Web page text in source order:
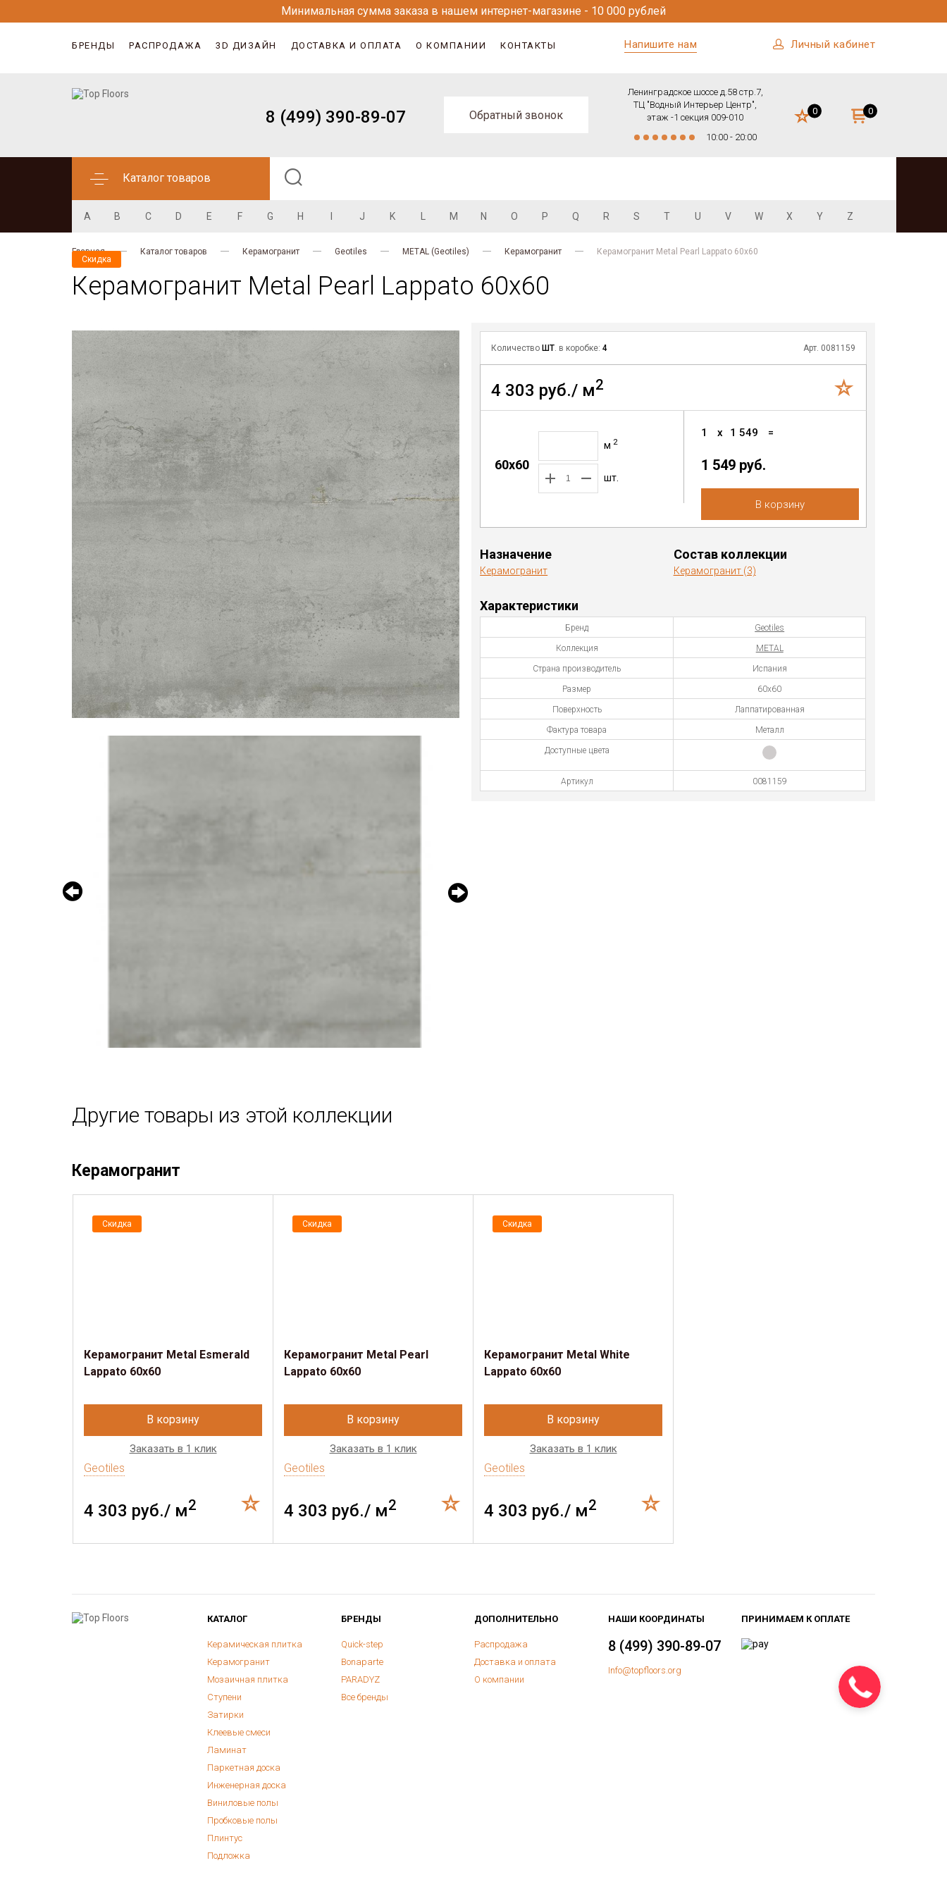
Минимальная сумма заказа в нашем интернет-магазине - 10 000 рублей
БРЕНДЫ РАСПРОДАЖА 3D ДИЗАЙН ДОСТАВКА И ОПЛАТА О КОМПАНИИ КОНТАКТЫ Напишите нам Личный кабинет
8 (499) 390-89-07 Обратный звонок
Ленинградское шоссе д.58 стр.7,
ТЦ "Водный Интерьер Центр",
этаж -1 секция 009-010
10:00 - 20:00
0 0
Каталог товаров
A B C D E F G H J K M N O P Q R S T U V W X Y Z
Главная Каталог товаров Керамогранит Geotiles METAL (Geotiles) Керамогранит Керамогранит Metal Pearl Lappato 60x60
Керамогранит Metal Pearl Lappato 60x60
Скидка
Количество ШТ. в коробке:4 Арт. 0081159
4 303 руб./ м2
60x60
м 2
шт.
1 x 1 549 =
1 549 руб.
В корзину
Назначение
Керамогранит
Состав коллекции
Керамогранит (3)
Характеристики
Бренд Geotiles
Коллекция METAL
Страна производитель Испания
Размер 60x60
Поверхность Лаппатированная
Фактура товара Металл
Доступные цвета
Артикул 0081159
Другие товары из этой коллекции
Керамогранит
Скидка
Керамогранит Metal Esmerald
Lappato 60x60
В корзину
Заказать в 1 клик
Geotiles
4 303 руб./ м2
Скидка
Керамогранит Metal Pearl
Lappato 60x60
В корзину
Заказать в 1 клик
Geotiles
4 303 руб./ м2
Скидка
Керамогранит Metal White
Lappato 60x60
В корзину
Заказать в 1 клик
Geotiles
4 303 руб./ м2
КАТАЛОГ
Керамическая плитка
Керамогранит
Мозаичная плитка
Ступени
Затирки
Клеевые смеси
Ламинат
Паркетная доска
Инженерная доска
Виниловые полы
Пробковые полы
Плинтус
Подложка
БРЕНДЫ
Quick-step
Bonaparte
PARADYZ
Все бренды
ДОПОЛНИТЕЛЬНО
Распродажа
Доставка и оплата
О компании
НАШИ КООРДИНАТЫ
8 (499) 390-89-07
Info@topfloors.org
ПРИНИМАЕМ К ОПЛАТЕ